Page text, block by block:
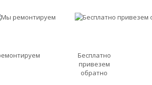
Бесплатно
привезем
обратно